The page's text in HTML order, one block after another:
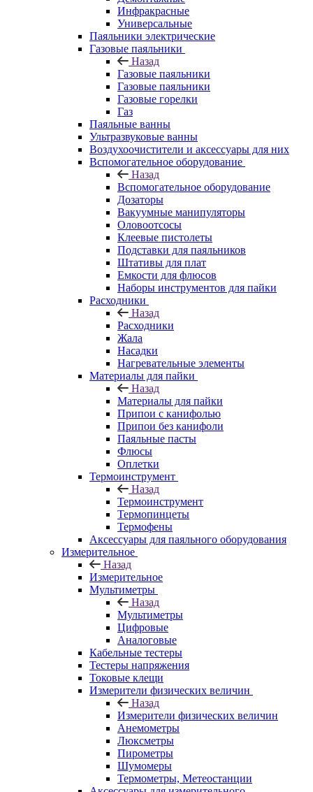
Инфракрасные
Универсальные
Паяльники электрические
Газовые паяльники
Назад
Газовые паяльники
Газовые паяльники
Газовые горелки
Газ
Паяльные ванны
Ультразвуковые ванны
Воздухоочистители и аксессуары для них
Вспомогательное оборудование
Назад
Вспомогательное оборудование
Дозаторы
Вакуумные манипуляторы
Оловоотсосы
Клеевые пистолеты
Подставки для паяльников
Штативы для плат
Емкости для флюсов
Наборы инструментов для пайки
Расходники
Назад
Расходники
Жала
Насадки
Нагревательные элементы
Материалы для пайки
Назад
Материалы для пайки
Припои с канифолью
Припои без канифоли
Паяльные пасты
Флюсы
Оплетки
Термоинструмент
Назад
Термоинструмент
Термопинцеты
Термофены
Аксессуары для паяльного оборудования
Измерительное
Назад
Измерительное
Мультиметры
Назад
Мультиметры
Цифровые
Аналоговые
Кабельные тестеры
Тестеры напряжения
Токовые клещи
Измерители физических величин
Назад
Измерители физических величин
Анемометры
Люксметры
Пирометры
Шумомеры
Термометры, Метеостанции